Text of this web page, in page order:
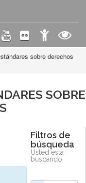
sobre derechos
SOBRE
Filtros de
búsqueda
Usted está
buscando